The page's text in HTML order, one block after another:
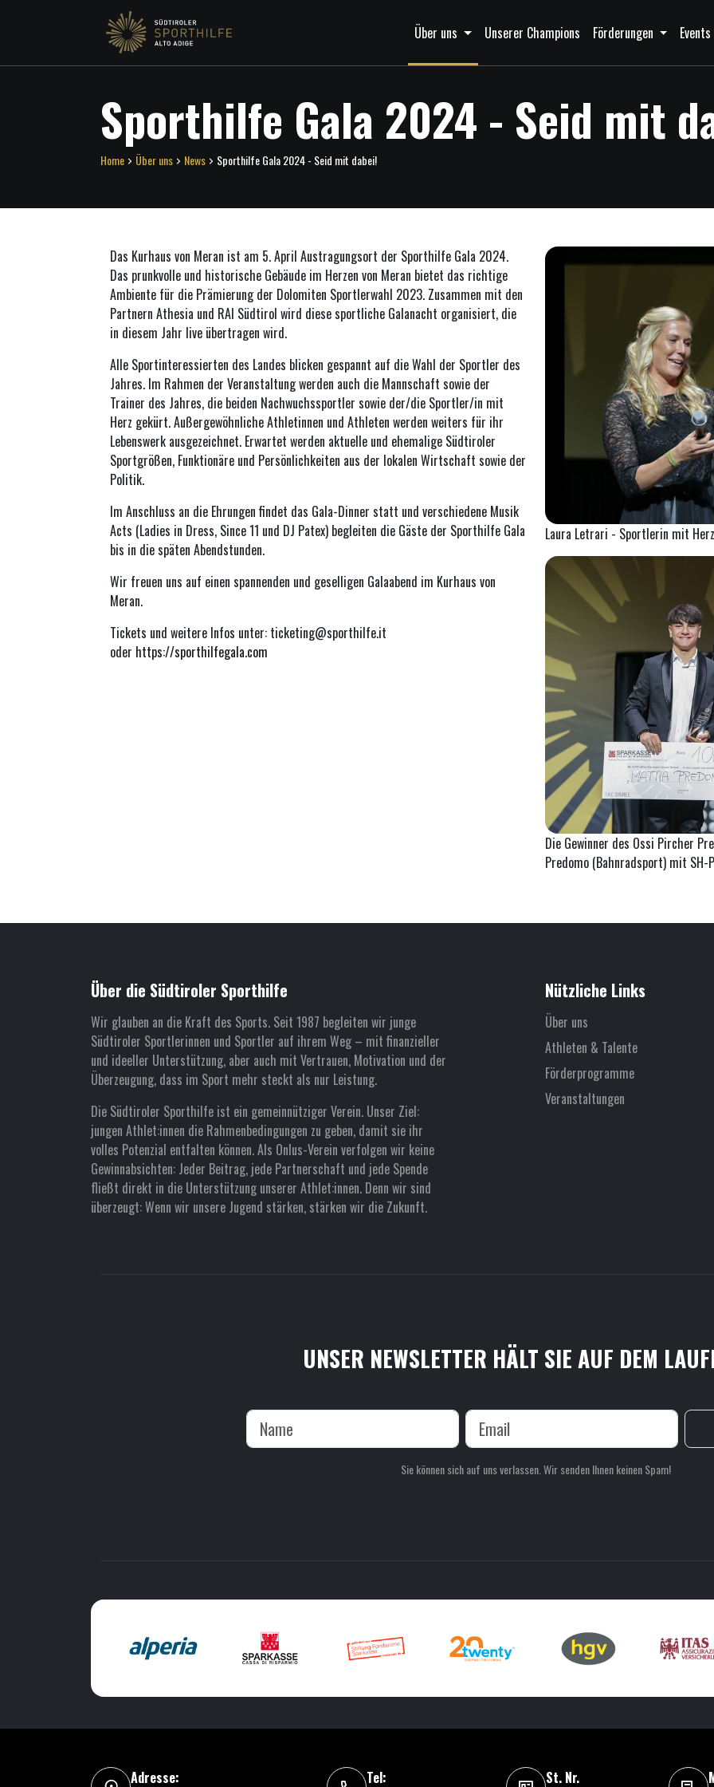
Über uns Unserer Champions Förderungen Events
Sporthilfe Gala 2024 - Seid mit
Home Über uns News Sporthilfe Gala 2024 - Seid mit dabei!
Das Kurhaus von Meran ist am 5. April Austragungsort der Sporthilfe Gala 2024.
Das prunkvolle und historische Gebäude im Herzen von Meran bietet das richtige
Ambiente für die Prämierung der Dolomiten Sportlerwahl 2023. Zusammen mit den
Partnern Athesia und RAI Südtirol wird diese sportliche Galanacht organisiert, die
in diesem Jahr live übertragen wird.
Alle Sportinteressierten des Landes blicken gespannt auf die Wahl der Sportler des
Jahres. Im Rahmen der Veranstaltung werden auch die Mannschaft sowie der
Trainer des Jahres, die beiden Nachwuchssportler sowie der/die Sportler/in mit
Herz gekürt. Außergewöhnliche Athletinnen und Athleten werden weiters für ihr
Lebenswerk ausgezeichnet. Erwartet werden aktuelle und ehemalige Südtiroler
Sportgrößen, Funktionäre und Persönlichkeiten aus der lokalen Wirtschaft sowie der
Politik.
Im Anschluss an die Ehrungen findet das Gala-Dinner statt und verschiedene Musik
Acts (Ladies in Dress, Since 11 und DJ Patex) begleiten die Gäste der Sporthilfe Gala
bis in die späten Abendstunden.
Wir freuen uns auf einen spannenden und geselligen Galaabend im Kurhaus von
Meran.
Tickets und weitere Infos unter: ticketing@sporthilfe.it
oder https://sporthilfegala.com
Laura Letrari - Sportlerin mit
Die Gewinner des Ossi Pircher
Predomo (Bahnradsport) mit SH-
Über die Südtiroler Sporthilfe
Wir glauben an die Kraft des Sports. Seit 1987 begleiten wir junge
Südtiroler Sportlerinnen und Sportler auf ihrem Weg – mit finanzieller
und ideeller Unterstützung, aber auch mit Vertrauen, Motivation und der
Überzeugung, dass im Sport mehr steckt als nur Leistung.
Die Südtiroler Sporthilfe ist ein gemeinnütziger Verein. Unser Ziel:
jungen Athlet:innen die Rahmenbedingungen zu geben, damit sie ihr
volles Potenzial entfalten können. Als Onlus-Verein verfolgen wir keine
Gewinnabsichten: Jeder Beitrag, jede Partnerschaft und jede Spende
fließt direkt in die Unterstützung unserer Athlet:innen. Denn wir sind
überzeugt: Wenn wir unsere Jugend stärken, stärken wir die Zukunft.
Nützliche Links
Über uns
Athleten & Talente
Förderprogramme
Veranstaltungen
UNSER NEWSLETTER HÄLT SIE AUF DEM
Sie können sich auf uns verlassen. Wir senden Ihnen keinen Spam!
Adresse: Tel: St. Nr.